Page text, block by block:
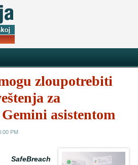
zloupotrebiti
za
asistentom
PM
SafeBreach